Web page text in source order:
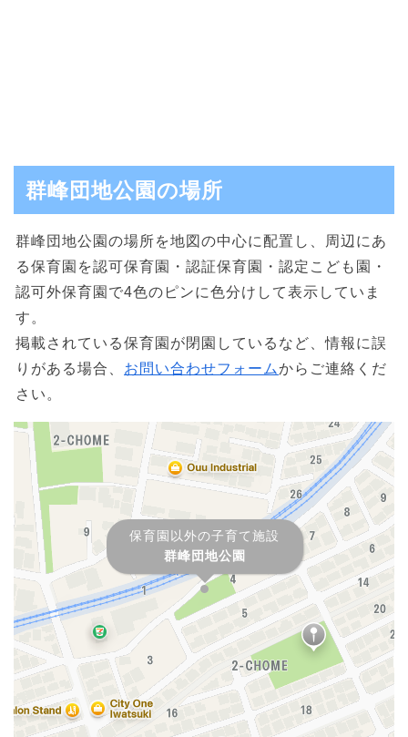
群峰団地公園の場所
群峰団地公園の場所を地図の中心に配置し、周辺にあ
る保育園を認可保育園・認証保育園・認定こども園・
認可外保育園で4色のピンに色分けして表示していま
す。
掲載されている保育園が閉園しているなど、情報に誤
りがある場合、 お問い合わせフォームからご連絡くだ
さい。
保育園以外の子育て施設
群峰団地公園